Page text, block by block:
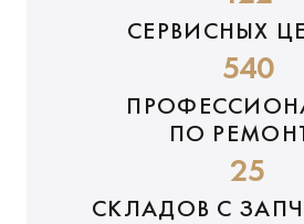
СЕРВИСНЫХ
540
ПО
25
СКЛАДОВ С